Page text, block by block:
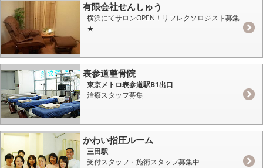
有限会社せんしゅう
横浜にてサロンOPEN！リフレクソロジスト募集
★
表参道整骨院
東京メトロ表参道駅B1出口
治療スタッフ募集
かわい指圧ルーム
三田駅
受付スタッフ・施術スタッフ募集中